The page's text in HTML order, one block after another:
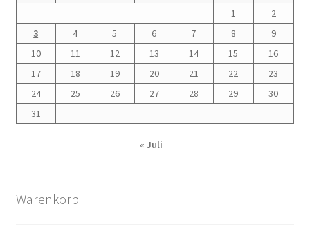
Bauhaus
Der Künstlerfriedhof Berlin-Friedenau
Drei Generationen Familie Rickelt
Erinnerung und Mahnung zugleich – Otto Wels
1
2
3
4 5 6 7 8
9
10
11 12 13 14 15
16
17
18 19 20 21 22
23
24
25 26 27 28 29
30
31
« Juli
Warenkorb